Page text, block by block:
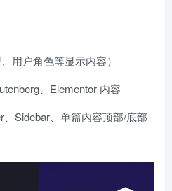
用户角色等显示内容）
、Elementor 内容
Sidebar、单篇内容顶部/底部